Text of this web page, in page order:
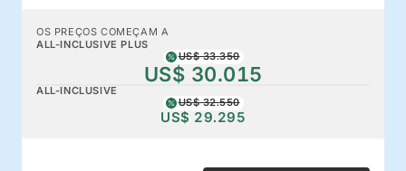
OS PREÇOS COMEÇAM A
ALL-INCLUSIVE PLUS
US$ 33.350
US$ 30.015
ALL-INCLUSIVE
US$ 32.550
US$ 29.295